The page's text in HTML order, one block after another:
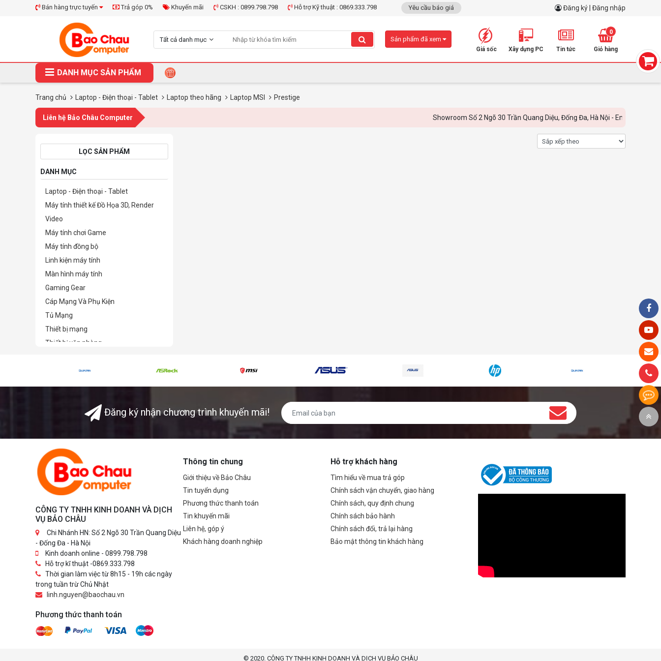
Bán hàng trực tuyến Trả góp 0% Khuyến mãi CSKH : 0899.798.798 Hỗ trợ Kỹ thuật : 0869.333.798 Yêu cầu báo giá Đăng ký | Đăng nhập
Tất cả danh mục
Giá sốc Xây dựng PC Tin tức
0
Giỏ hàng
Sản phẩm đã xem
DANH MỤC SẢN PHẨM
Trang chủ Laptop - Điện thoại - Tablet Laptop theo hãng Laptop MSI Prestige
Liên hệ Bảo Châu Computer Showroom Số 2 Ngõ 30 Trần Quang Diệu, Đống Đa, Hà Nội - Email:
LỌC SẢN PHẨM
DANH MỤC
Laptop - Điện thoại - Tablet
Máy tính thiết kế Đồ Họa 3D, Render
Video
Máy tính chơi Game
Máy tính đồng bộ
Linh kiện máy tính
Màn hình máy tính
Gaming Gear
Cáp Mạng Và Phụ Kiện
Tủ Mạng
Thiết bị mạng
Thiết bị văn phòng
Phần mềm bản quyền
Điện tử - Điện lạnh
Thiết Bị Sức Khỏe
Đăng ký nhận chương trình khuyến mãi!
CÔNG TY TNHH KINH DOANH VÀ DỊCH
VỤ BẢO CHÂU
Chi Nhánh HN: Số 2 Ngõ 30 Trần Quang Diệu
- Đống Đa - Hà Nội
Kinh doanh online - 0899.798.798
Hỗ trợ kĩ thuật -0869.333.798
Thời gian làm việc từ 8h15 - 19h các ngày
trong tuần trừ Chủ Nhật
linh.nguyen@baochau.vn
Phương thức thanh toán
Thông tin chung
Giới thiệu về Bảo Châu
Tin tuyển dụng
Phương thức thanh toán
Tin khuyến mãi
Liên hệ, góp ý
Khách hàng doanh nghiệp
Hỗ trợ khách hàng
Tìm hiểu về mua trả góp
Chính sách vận chuyển, giao hàng
Chính sách, quy định chung
Chính sách bảo hành
Chính sách đổi, trả lại hàng
Bảo mật thông tin khách hàng
© 2020. CÔNG TY TNHH KINH DOANH VÀ DỊCH VỤ BẢO CHÂU